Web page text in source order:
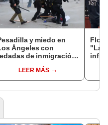
y miedo en
Ángeles con
de inmigración:
aturdidoras y bombas
humo a inmigrantes
LEER MÁS
"La